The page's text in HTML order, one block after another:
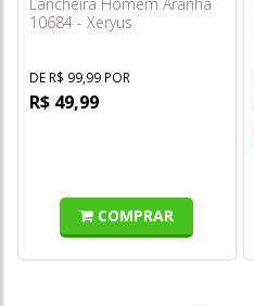
Lancheira Homem Aranha
10684 - Xeryus
DE R$ 99,99 POR
R$ 49,99
COMPRAR